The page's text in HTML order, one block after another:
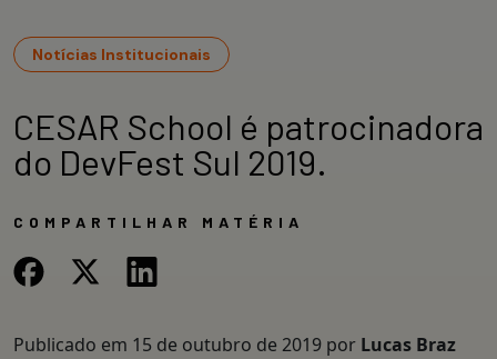
Notícias Institucionais
CESAR School é patrocinadora
do DevFest Sul 2019.
COMPARTILHAR MATÉRIA
Publicado em 15 de outubro de 2019 por Lucas Braz